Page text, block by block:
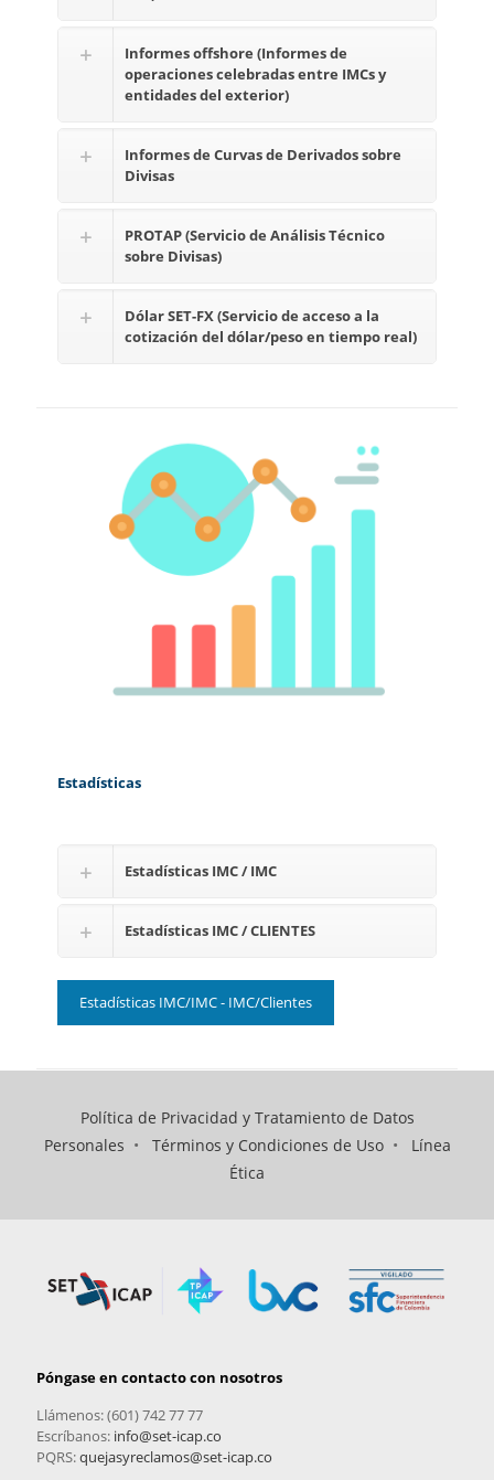
Informes offshore (Informes de
operaciones celebradas entre IMCs y
entidades del exterior)
Informes de Curvas de Derivados sobre
Divisas
PROTAP (Servicio de Análisis Técnico
sobre Divisas)
Dólar SET-FX (Servicio de acceso a la
cotización del dólar/peso en tiempo real)
Estadísticas
Estadísticas IMC / IMC
Estadísticas IMC / CLIENTES
Estadísticas IMC/IMC - IMC/Clientes
Política de Privacidad y Tratamiento de Datos
Personales • Términos y Condiciones de Uso• Línea
Ética
Póngase en contacto con nosotros
Llámenos: (601) 742 77 77
Escríbanos: info@set-icap.co
PQRS:quejasyreclamos@set-icap.co